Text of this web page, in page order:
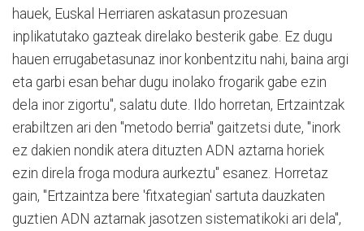
hauek, Euskal Herriaren askatasun prozesuan
inplikatutako gazteak direlako besterik gabe. Ez dugu
hauen errugabetasunaz inor konbentzitu nahi, baina argi
eta garbi esan behar dugu inolako frogarik gabe ezin
dela inor zigortu", salatu dute. Ildo horretan, Ertzaintzak
erabiltzen ari den "metodo berria" gaitzetsi dute, "inork
ez dakien nondik atera dituzten ADN aztarna horiek
ezin direla froga modura aurkeztu" esanez. Horretaz
gain, "Ertzaintza bere 'fitxategian' sartuta dauzkaten
guztien ADN aztarnak jasotzen sistematikoki ari dela",